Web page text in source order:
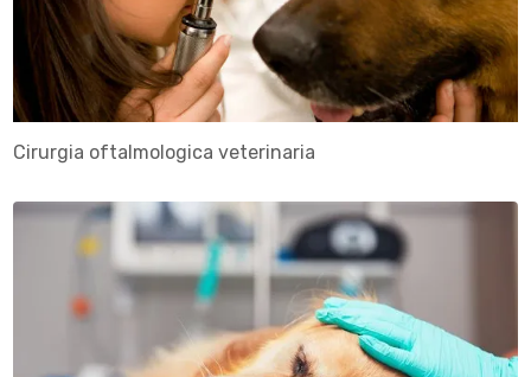
Cirurgia oftalmologica veterinaria